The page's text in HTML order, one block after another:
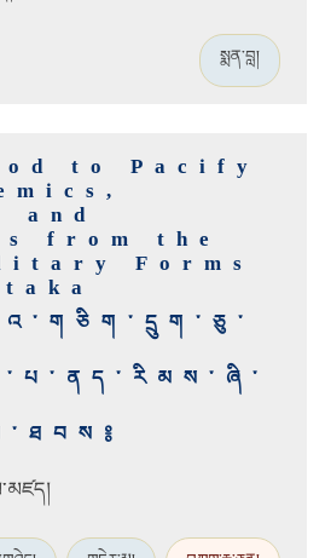
སྨན་བླ།
to Pacify
and
from the
Forms